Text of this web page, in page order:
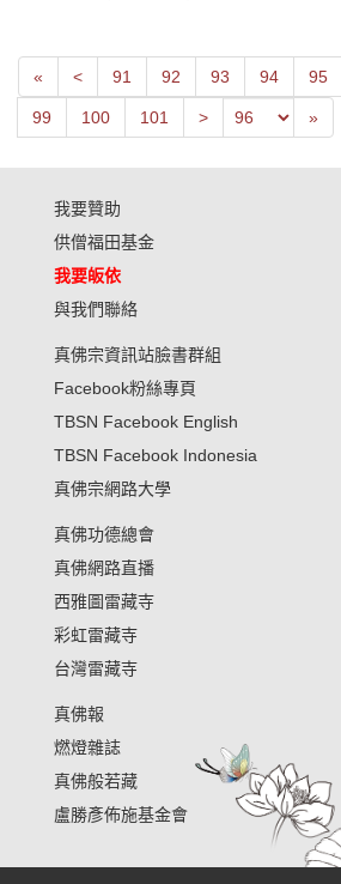
« First<Next91 92 93 94 95
99 100 101 >Previous »Last
我要贊助
供僧福田基金
我要皈依
與我們聯絡
真佛宗資訊站臉書群組
Facebook粉絲專頁
TBSN Facebook English
TBSN Facebook Indonesia
真佛宗網路大學
真佛功德總會
真佛網路直播
西雅圖雷藏寺
彩虹雷藏寺
台灣雷藏寺
真佛報
燃燈雜誌
真佛般若藏
盧勝彥佈施基金會